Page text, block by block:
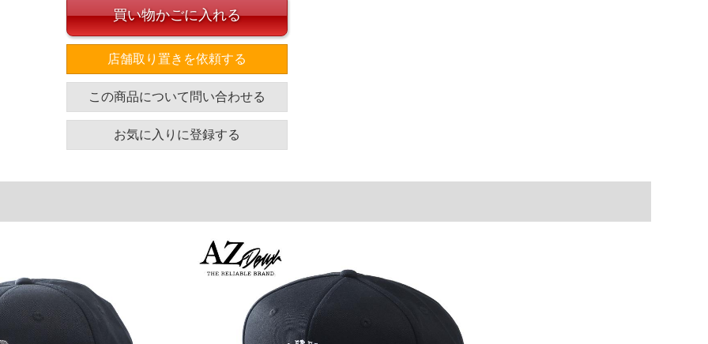
138 78
144 80
156
84
単位はcm
ます。また、お客様がご使用の環境（コンピュータ画
がございます。予めご了承ください。
のサイズ表記と異なる場合があります。お取り扱い前に
しまう場合がございます。そのようなことがない様最大
かにご連絡させて頂きますので予めご了承ください。
無料対象商品は1本につき税込6,000円以上の品が対象。
なります。）
合がございます。
ますので、予めご了承下さい。
す。(例：裾にファスナーや調節ひもが付いている、極
買い物かごに入れる
店舗取り置きを依頼する
この商品について問い合わせる
お気に入りに登録する